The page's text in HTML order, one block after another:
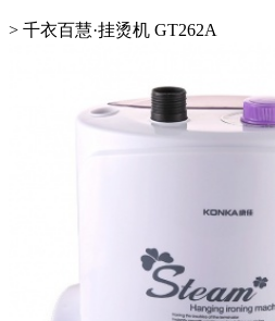
> 千衣百慧·挂烫机 GT262A